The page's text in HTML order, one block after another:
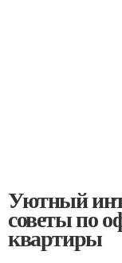
Уютный
советы по
квартиры